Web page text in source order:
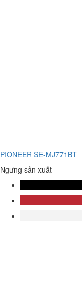
PIONEER SE-MJ771BT
Ngưng sản xuất